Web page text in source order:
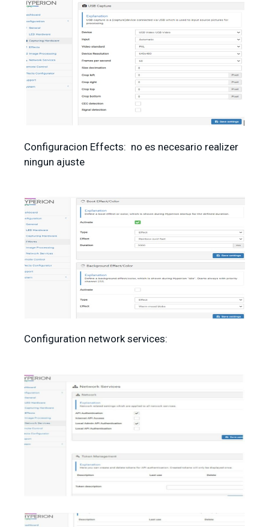
Configuracion Effects: no es necesario realizer
ningun ajuste
Configuration network services: